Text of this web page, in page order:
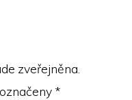
zveřejněna.
*